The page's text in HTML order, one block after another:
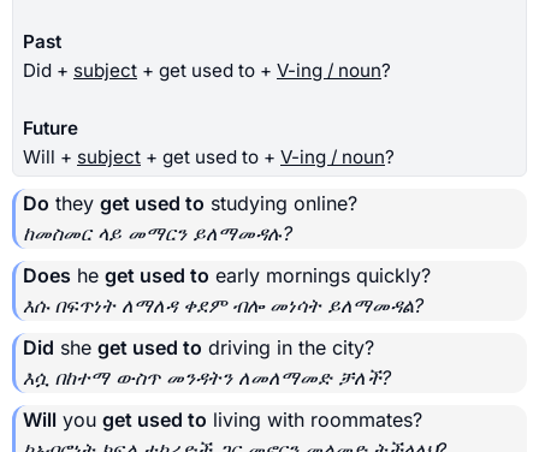
Past
Did + subject + get used to + V-ing / noun?
Future
Will + subject + get used to + V-ing / noun?
Do they get used to studying online?
ከመስመር ላይ መማርን ይለማመዳሉ?
Does he get used to early mornings quickly?
እሱ በፍጥነት ለማለዳ ቀደም ብሎ መነሳት ይለማመዳል?
Did she get used to driving in the city?
እሷ በከተማ ውስጥ መንዳትን ለመለማመድ ቻለች?
Will you get used to living with roommates?